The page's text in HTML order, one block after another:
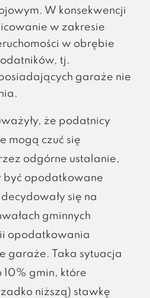
W konsekwencji
w zakresie
w obrębie
tj.
garaże nie
że podatnicy
mogą czuć się
odgórne ustalanie,
być opodatkowane
się na
gminnych
opodatkowania
garaże. Taka sytuacja
10% gmin, które
niższą) stawkę